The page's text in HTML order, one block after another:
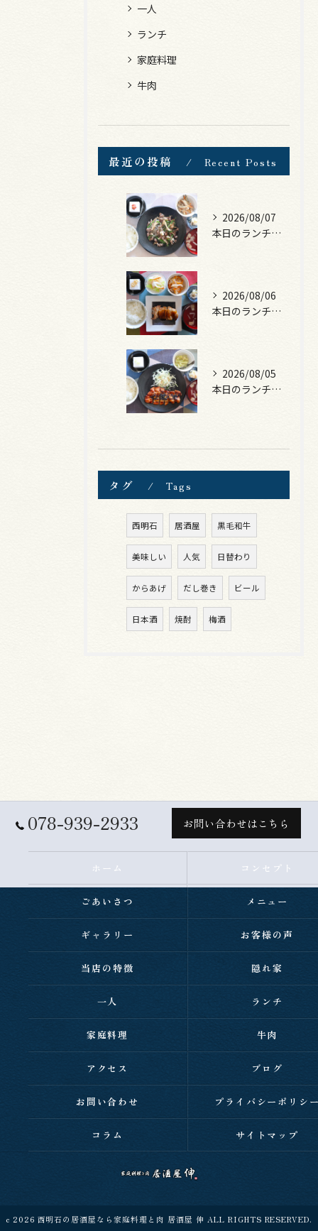
一人
ランチ
家庭料理
牛肉
最近の投稿 Recent Posts
2026/08/07
本日のランチは、黒毛和牛のチャプチェ！
2026/08/06
本日のランチは、照焼きチキン！
2026/08/05
本日のランチは、ロース豚カツ梅はさみ！
タグ Tags
西明石 居酒屋 黒毛和牛
美味しい 人気 日替わり
からあげ だし巻き ビール
日本酒 焼酎 梅酒
078-939-2933 お問い合わせはこちら
ホーム コンセプト
ごあいさつ メニュー
ギャラリー お客様の声
当店の特徴 隠れ家
一人 ランチ
家庭料理 牛肉
アクセス ブログ
お問い合わせ プライバシーポリシ
コラム サイトマップ
c 2026 西明石の居酒屋なら家庭料理と肉 居酒屋 伸 ALL RIGHTS RESERVED.